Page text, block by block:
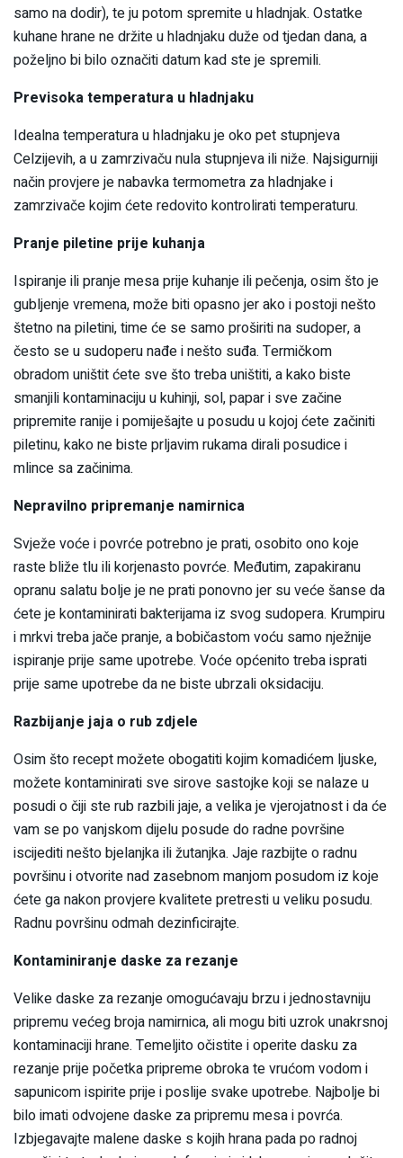
samo na dodir), te ju potom spremite u hladnjak. Ostatke
kuhane hrane ne držite u hladnjaku duže od tjedan dana, a
poželjno bi bilo označiti datum kad ste je spremili.
Previsoka temperatura u hladnjaku
Idealna temperatura u hladnjaku je oko pet stupnjeva
Celzijevih, a u zamrzivaču nula stupnjeva ili niže. Najsigurniji
način provjere je nabavka termometra za hladnjake i
zamrzivače kojim ćete redovito kontrolirati temperaturu.
Pranje piletine prije kuhanja
Ispiranje ili pranje mesa prije kuhanje ili pečenja, osim što je
gubljenje vremena, može biti opasno jer ako i postoji nešto
štetno na piletini, time će se samo proširiti na sudoper, a
često se u sudoperu nađe i nešto suđa. Termičkom
obradom uništit ćete sve što treba uništiti, a kako biste
smanjili kontaminaciju u kuhinji, sol, papar i sve začine
pripremite ranije i pomiješajte u posudu u kojoj ćete začiniti
piletinu, kako ne biste prljavim rukama dirali posudice i
mlince sa začinima.
Nepravilno pripremanje namirnica
Svježe voće i povrće potrebno je prati, osobito ono koje
raste bliže tlu ili korjenasto povrće. Međutim, zapakiranu
opranu salatu bolje je ne prati ponovno jer su veće šanse da
ćete je kontaminirati bakterijama iz svog sudopera. Krumpiru
i mrkvi treba jače pranje, a bobičastom voću samo nježnije
ispiranje prije same upotrebe. Voće općenito treba isprati
prije same upotrebe da ne biste ubrzali oksidaciju.
Razbijanje jaja o rub zdjele
Osim što recept možete obogatiti kojim komadićem ljuske,
možete kontaminirati sve sirove sastojke koji se nalaze u
posudi o čiji ste rub razbili jaje, a velika je vjerojatnost i da će
vam se po vanjskom dijelu posude do radne površine
iscijediti nešto bjelanjka ili žutanjka. Jaje razbijte o radnu
površinu i otvorite nad zasebnom manjom posudom iz koje
ćete ga nakon provjere kvalitete pretresti u veliku posudu.
Radnu površinu odmah dezinficirajte.
Kontaminiranje daske za rezanje
Velike daske za rezanje omogućavaju brzu i jednostavniju
pripremu većeg broja namirnica, ali mogu biti uzrok unakrsnoj
kontaminaciji hrane. Temeljito očistite i operite dasku za
rezanje prije početka pripreme obroka te vrućom vodom i
sapunicom ispirite prije i poslije svake upotrebe. Najbolje bi
bilo imati odvojene daske za pripremu mesa i povrća.
Izbjegavajte malene daske s kojih hrana pada po radnoj